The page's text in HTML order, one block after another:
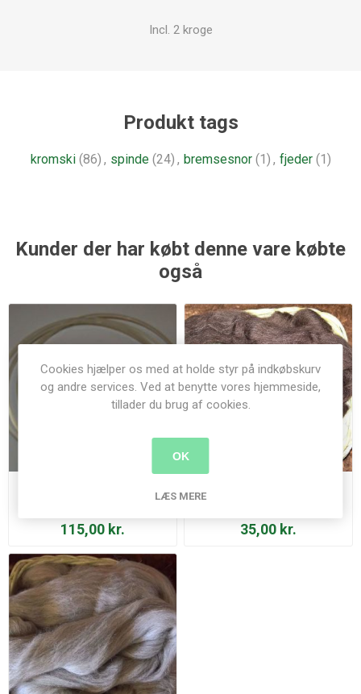
Incl. 2 kroge
Produkt tags
kromski (86) , spinde (24) , bremsesnor (1) , fjeder (1)
Kunder der har købt denne vare købte
også
Kromski Elastisk Drivrem
115,00 kr.
Shetland tops - Natur Sort
35,00 kr.
Cookies hjælper os med at holde styr på indkøbskurv
og andre services. Ved at benytte vores hjemmeside,
tillader du brug af cookies.
OK
LÆS MERE